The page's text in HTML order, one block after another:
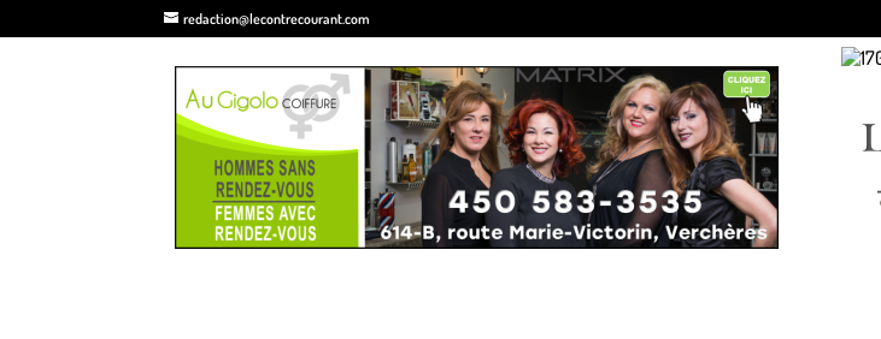
redaction@lecontrecourant.com